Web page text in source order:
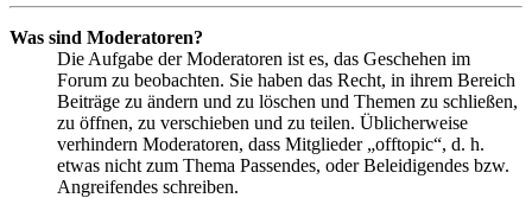
Was sind Moderatoren?
Die Aufgabe der Moderatoren ist es, das Geschehen im
Forum zu beobachten. Sie haben das Recht, in ihrem Bereich
Beiträge zu ändern und zu löschen und Themen zu schließen,
zu öffnen, zu verschieben und zu teilen. Üblicherweise
verhindern Moderatoren, dass Mitglieder „offtopic“, d. h.
etwas nicht zum Thema Passendes, oder Beleidigendes bzw.
Angreifendes schreiben.